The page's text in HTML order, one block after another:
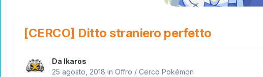
[CERCO] Ditto straniero perfetto
Da Ikaros
25 agosto, 2018 in Offro / Cerco Pokémon